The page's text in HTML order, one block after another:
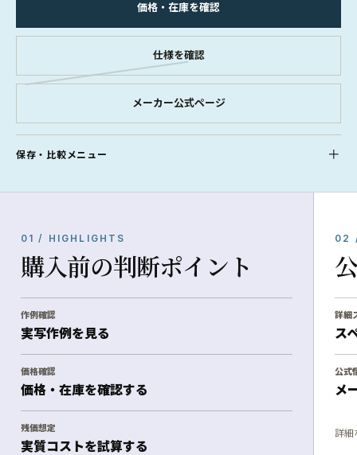
価格・在庫を確認
仕様を確認
メーカー公式ページ
保存・比較メニュー
01 / HIGHLIGHTS
購入前の判断ポイント
作例確認
実写作例を見る
価格確認
価格・在庫を確認する
残価想定
実質コストを試算する
02
詳細
ス
公式
メ
詳細